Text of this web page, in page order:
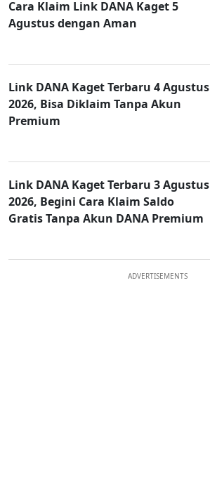
Cara Klaim Link DANA Kaget 5
Agustus dengan Aman
Link DANA Kaget Terbaru 4 Agustus
2026, Bisa Diklaim Tanpa Akun
Premium
Link DANA Kaget Terbaru 3 Agustus
2026, Begini Cara Klaim Saldo
Gratis Tanpa Akun DANA Premium
ADVERTISEMENTS